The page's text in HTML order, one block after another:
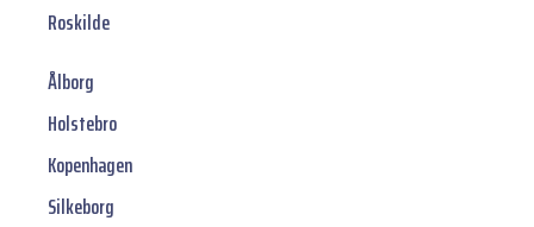
Roskilde
Ålborg
Holstebro
Kopenhagen
Silkeborg